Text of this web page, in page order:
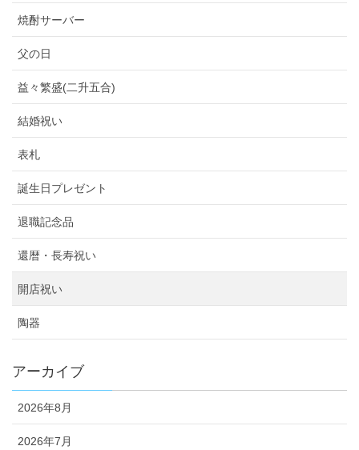
焼酎サーバー
父の日
益々繁盛(二升五合)
結婚祝い
表札
誕生日プレゼント
退職記念品
還暦・長寿祝い
開店祝い
陶器
アーカイブ
2026年8月
2026年7月